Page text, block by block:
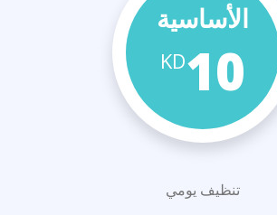
الأساسية
KD10
تنظيف يومي